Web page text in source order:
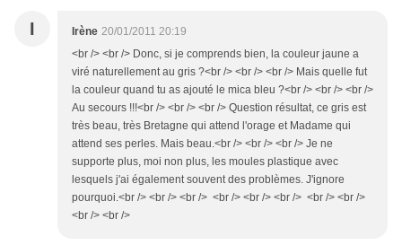
I Irène 20/01/2011 20:19
<br /> <br /> Donc, si je comprends bien, la couleur jaune a
viré naturellement au gris ?<br /> <br /> <br /> Mais quelle fut
la couleur quand tu as ajouté le mica bleu ?<br /> <br /> <br />
Au secours !!!<br /> <br /> <br /> Question résultat, ce gris est
très beau, très Bretagne qui attend l'orage et Madame qui
attend ses perles. Mais beau.<br /> <br /> <br /> Je ne
supporte plus, moi non plus, les moules plastique avec
lesquels j'ai également souvent des problèmes. J'ignore
pourquoi.<br /> <br /> <br /> <br /> <br /> <br /> <br /> <br />
<br /> <br />